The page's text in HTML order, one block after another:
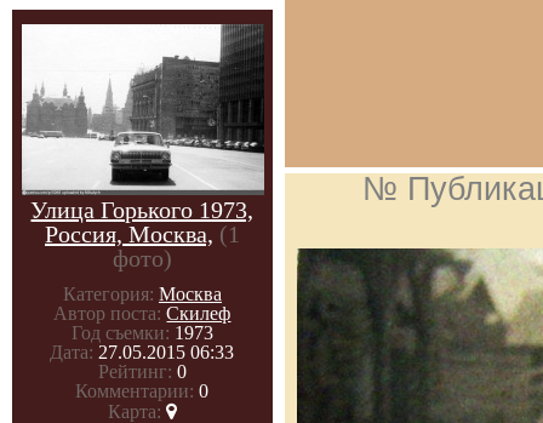
Улица Горького 1973,
Россия, Москва, (1
фото)
Категория: Москва
Автор поста: Скилеф
Год съемки: 1973
Дата: 27.05.2015 06:33
Рейтинг: 0
Комментарии: 0
Карта:
№